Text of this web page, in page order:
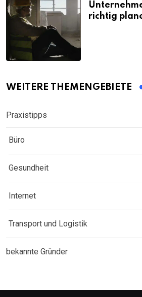
richtig
WEITERE THEMENGEBIETE
Praxistipps
Büro
Gesundheit
Internet
Transport und Logistik
bekannte Gründer